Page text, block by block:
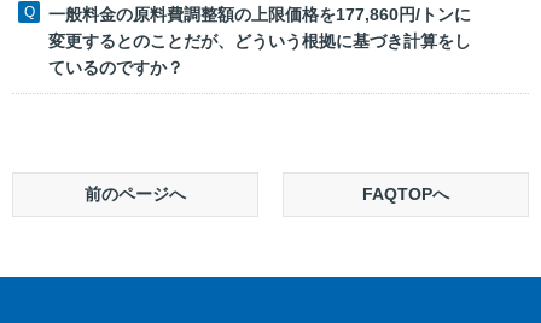
一般料金の原料費調整額の上限価格を177,860円/トンに
変更するとのことだが、どういう根拠に基づき計算をし
ているのですか？
前のページへ FAQTOPへ